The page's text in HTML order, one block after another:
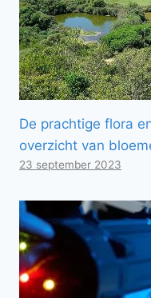
De prachtige flora
overzicht van
23 september 2023